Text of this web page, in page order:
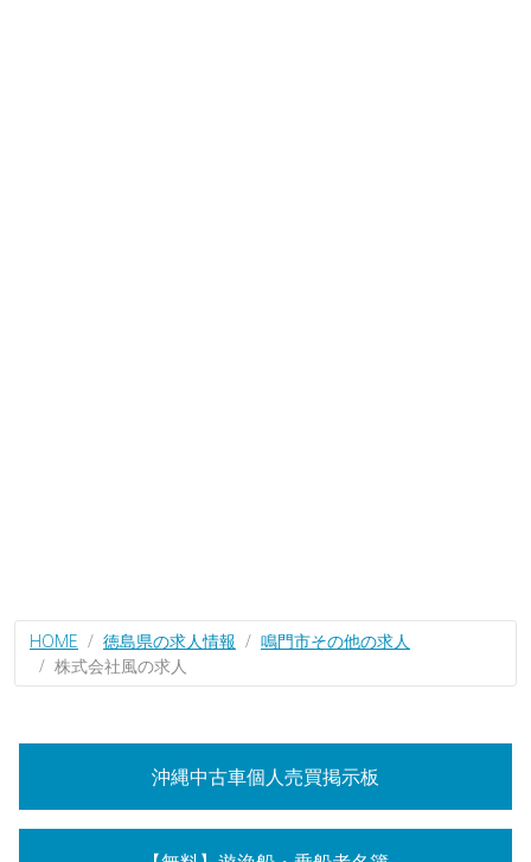
HOME 徳島県の求人情報
鳴門市その他の求人
株式会社風の求人
沖縄中古車個人売買掲示板